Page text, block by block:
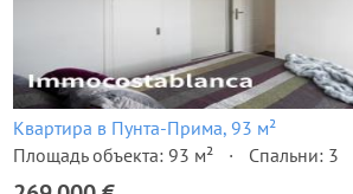
Квартира в Пунта-Прима, 93 м²
Площадь объекта: 93 м²
Спальни: 3